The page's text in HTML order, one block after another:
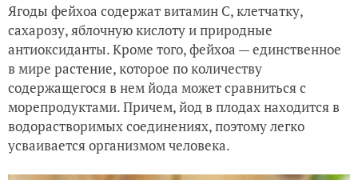
Ягоды фейхоа содержат витамин С, клетчатку,
сахарозу, яблочную кислоту и природные
антиоксиданты. Кроме того, фейхоа — единственное
в мире растение, которое по количеству
содержащегося в нем йода может сравниться с
морепродуктами. Причем, йод в плодах находится в
водорастворимых соединениях, поэтому легко
усваивается организмом человека.